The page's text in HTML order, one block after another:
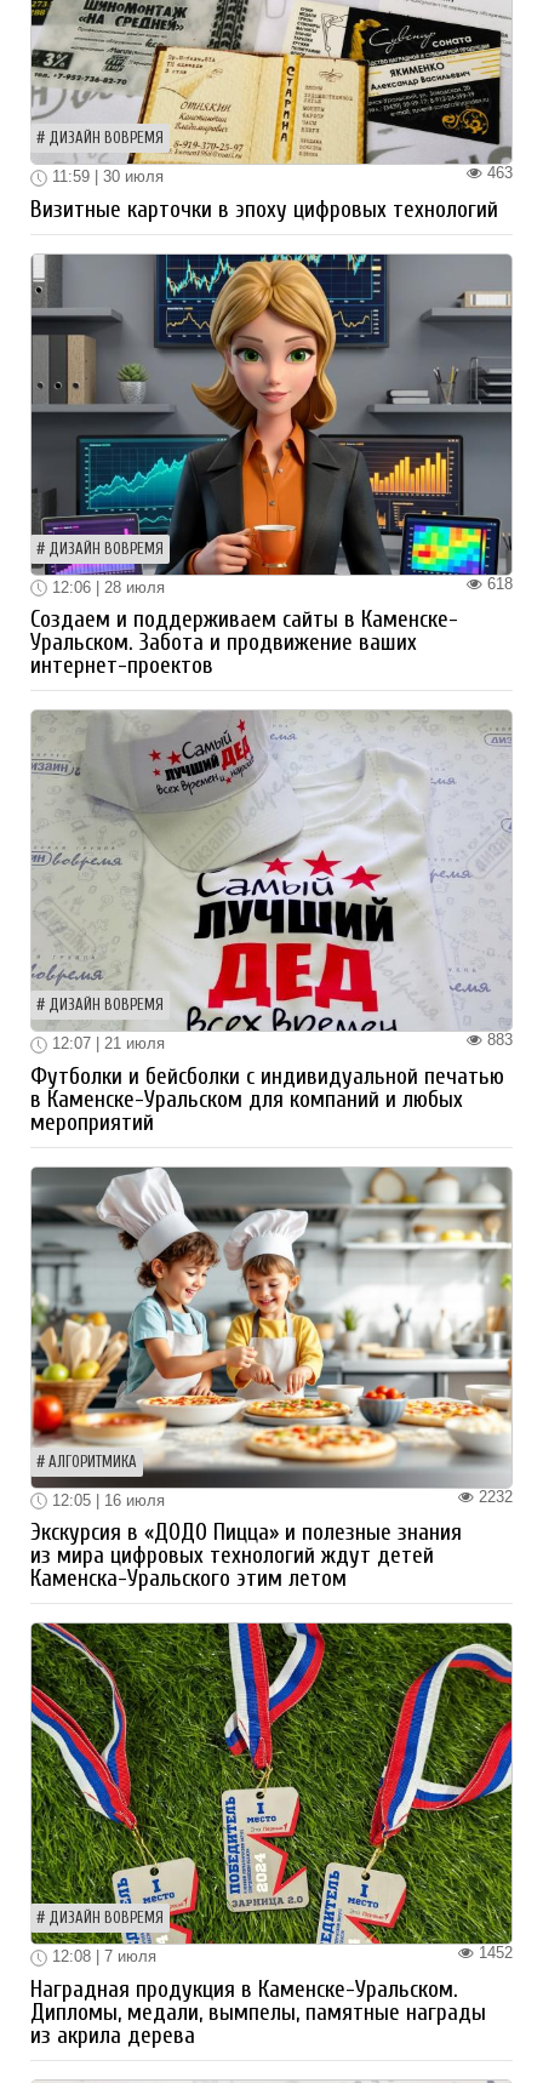
ДИЗАЙН ВОВРЕМЯ
463
11:59 | 30 июля
Визитные карточки в эпоху цифровых технологий
ДИЗАЙН ВОВРЕМЯ
618
12:06 | 28 июля
Создаем и поддерживаем сайты в Каменске-
Уральском. Забота и продвижение ваших
интернет-проектов
ДИЗАЙН ВОВРЕМЯ
883
12:07 | 21 июля
Футболки и бейсболки с индивидуальной печатью
в Каменске-Уральском для компаний и любых
мероприятий
АЛГОРИТМИКА
2232
12:05 | 16 июля
Экскурсия в «ДОДО Пицца» и полезные знания
из мира цифровых технологий ждут детей
Каменска-Уральского этим летом
ДИЗАЙН ВОВРЕМЯ
1452
12:08 | 7 июля
Наградная продукция в Каменске-Уральском.
Дипломы, медали, вымпелы, памятные награды
из акрила дерева